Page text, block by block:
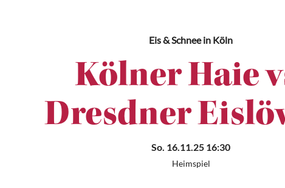
Eis & Schneein Köln
Kölner Haie
Dresdner
So. 16.11.25 16:30
Heimspiel